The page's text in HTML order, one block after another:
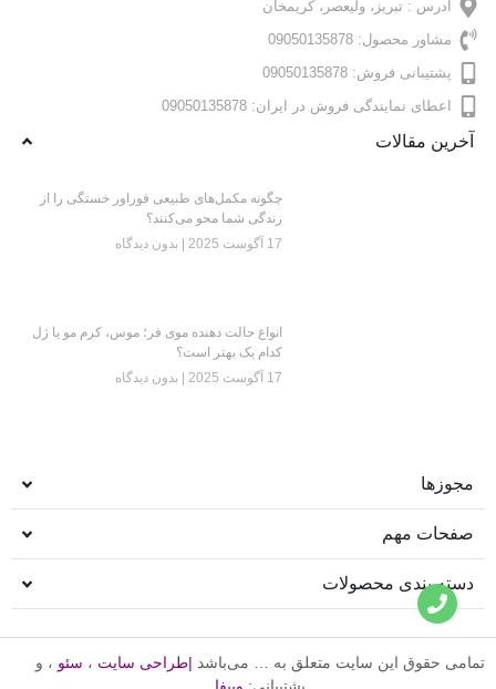
آدرس : تبریز، ولیعصر، کریمخان
مشاور محصول: 09050135878
پشتیبانی فروش: 09050135878
اعطای نمایندگی فروش در ایران: 09050135878
آخرین مقالات
چگونه مکمل‌های طبیعی فوراور خستگی را از
زندگی شما محو می‌کنند؟
17 آگوست 2025
بدون دیدگاه
انواع حالت دهنده موی فر؛ موس، کرم مو یا ژل
کدام یک بهتر است؟
17 آگوست 2025
بدون دیدگاه
مجوزها
صفحات مهم
دسته بندی محصولات
تمامی حقوق این سایت متعلق به … می‌باشد |طراحی سایت ، سئو ، و